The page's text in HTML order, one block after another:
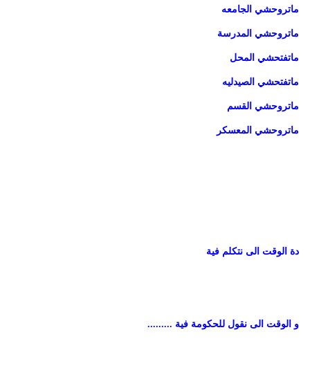
ماتروحشي الجامعه
ماتروحشي المدرسة
ماتفتحشي المحل
ماتفتحشي الصيدليه
ماتروحشي القسم
ماتروحشي المعسكر
دة الوقت الى نتكلم فية
و الوقت الى نقول للحكومة فية .........